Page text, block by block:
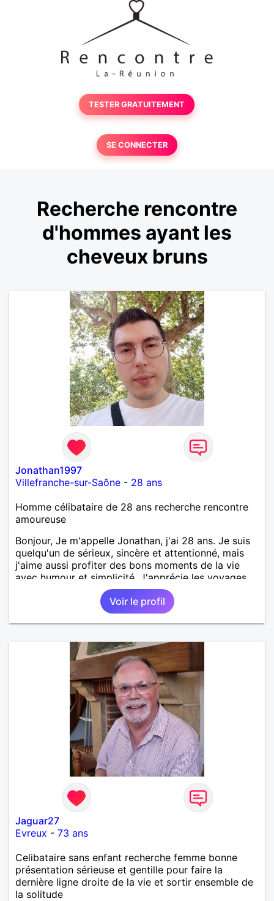
TESTER GRATUITEMENT
SE CONNECTER
Recherche rencontre
d'hommes ayant les
cheveux bruns
Jonathan1997
Villefranche-sur-Saône - 28 ans
Homme célibataire de 28 ans recherche rencontre
amoureuse
Bonjour, Je m'appelle Jonathan, j'ai 28 ans. Je suis
quelqu'un de sérieux, sincère et attentionné, mais
j'aime aussi profiter des bons moments de la vie
avec humour et simplicité. J'apprécie les voyages,
les découvertes, les jeux vidéo et les moments de
détente. Je suis à la recherche d'une personne
authentique avec qui partager de belles
expériences, construire une relation sérieuse basée
apprécies les conversations sincères, les fous rires
et les personnes qui savent ce qu'elles veulent,
n'hésite pas à venir discuter. Au plaisir de faire
connaissance !
Voir le profil
Jaguar27
Evreux - 73 ans
Celibataire sans enfant recherche femme bonne
présentation sérieuse et gentille pour faire la
dernière ligne droite de la vie et sortir ensemble de
la solitude